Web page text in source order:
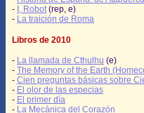
- I, Robot (rep, e)
- La traición de Roma
Libros de 2010
- La llamada de Cthulhu (e)
- The Memory of the Earth
- Cien preguntas básicas sobre
- El olor de las especias
- El primer día
- La Mecánica del Corazón